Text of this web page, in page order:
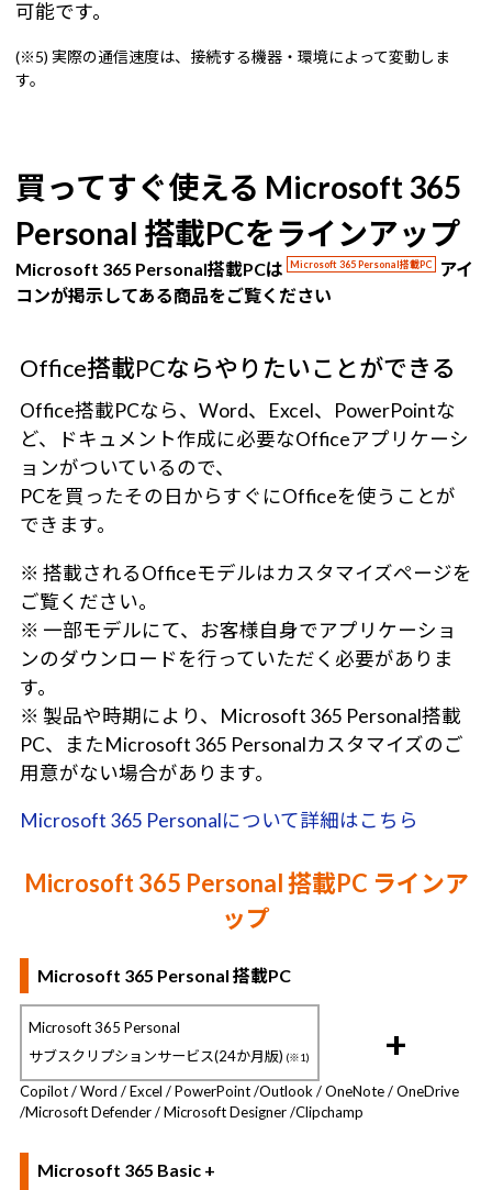
可能です。
(※5) 実際の通信速度は、接続する機器・環境によって変動しま
す。
買ってすぐ使える Microsoft 365
Personal 搭載PCをラインアップ
Microsoft 365 Personal搭載PCは Microsoft 365 Personal搭載PC
アイ
コンが掲示してある商品をご覧ください
Office搭載PCならやりたいことができる
Office搭載PCなら、Word、Excel、PowerPointな
ど、ドキュメント作成に必要なOfficeアプリケーシ
ョンがついているので、
PCを買ったその日からすぐにOfficeを使うことが
できます。
※ 搭載されるOfficeモデルはカスタマイズページを
ご覧ください。
※ 一部モデルにて、お客様自身でアプリケーショ
ンのダウンロードを行っていただく必要がありま
す。
※ 製品や時期により、Microsoft 365 Personal搭載
PC、またMicrosoft 365 Personalカスタマイズのご
用意がない場合があります。
Microsoft 365 Personalについて詳細はこちら
Microsoft 365 Personal 搭載PC ラインア
ップ
Microsoft 365 Personal 搭載PC
Microsoft 365 Personal
サブスクリプションサービス(24か月版) (※1) +
Copilot / Word / Excel / PowerPoint /Outlook / OneNote / OneDrive
/Microsoft Defender / Microsoft Designer /Clipchamp
Microsoft 365 Basic +